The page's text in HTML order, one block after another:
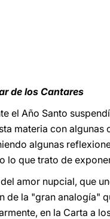
de los Cantares
el Año Santo
materia con algunas
algunas
lo que trato de
amor nupcial, que
de la "gran analogía"
en la Carta a